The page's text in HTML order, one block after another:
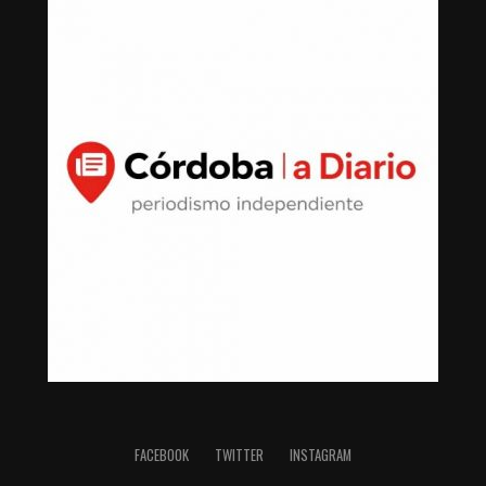
La fortuna inmobiliaria del secretario general de dicho
sindicato, fue ampliada con la adquisición de bienes a
subvaluados, con pagos en efectivo, mismas notarías,
FACEBOOK TWITTER INSTAGRAM